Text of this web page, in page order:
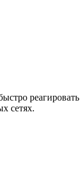
реагировать
сетях.